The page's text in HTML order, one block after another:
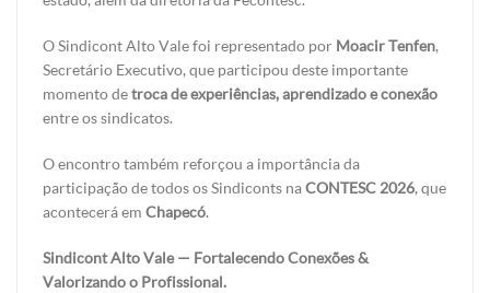
O Sindicont Alto Vale foi representado por Moacir Tenfen,
Secretário Executivo, que participou deste importante
momento detroca de experiências, aprendizado e conexão
entre os sindicatos.
O encontro também reforçou a importância da
participação de todos os Sindiconts naCONTESC 2026, que
acontecerá em Chapecó.
Sindicont Alto Vale — Fortalecendo Conexões &
Valorizando o Profissional.